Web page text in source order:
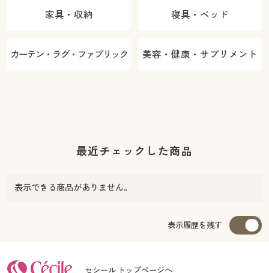
家具・収納 寝具・ベッド
カーテン・ラグ・ファブリック 美容・健康・サプリメント
最近チェックした商品
表示できる商品がありません。
表示履歴を残す
セシール トップページへ